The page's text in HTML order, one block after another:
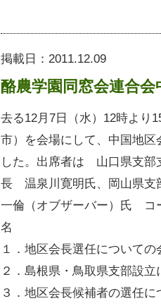
掲載日： 2011.12.09
酪農学園同窓会連合
去る12月7日（水）12時より
市）を会場にして、中国地
した。出席者は 山口県支
長 温泉川寛明氏、岡山県
一倫（オブザーバー）氏 コ
名
１．地区会長選任について
２．島根県・鳥取県支部設
３．地区会長候補者の選任に